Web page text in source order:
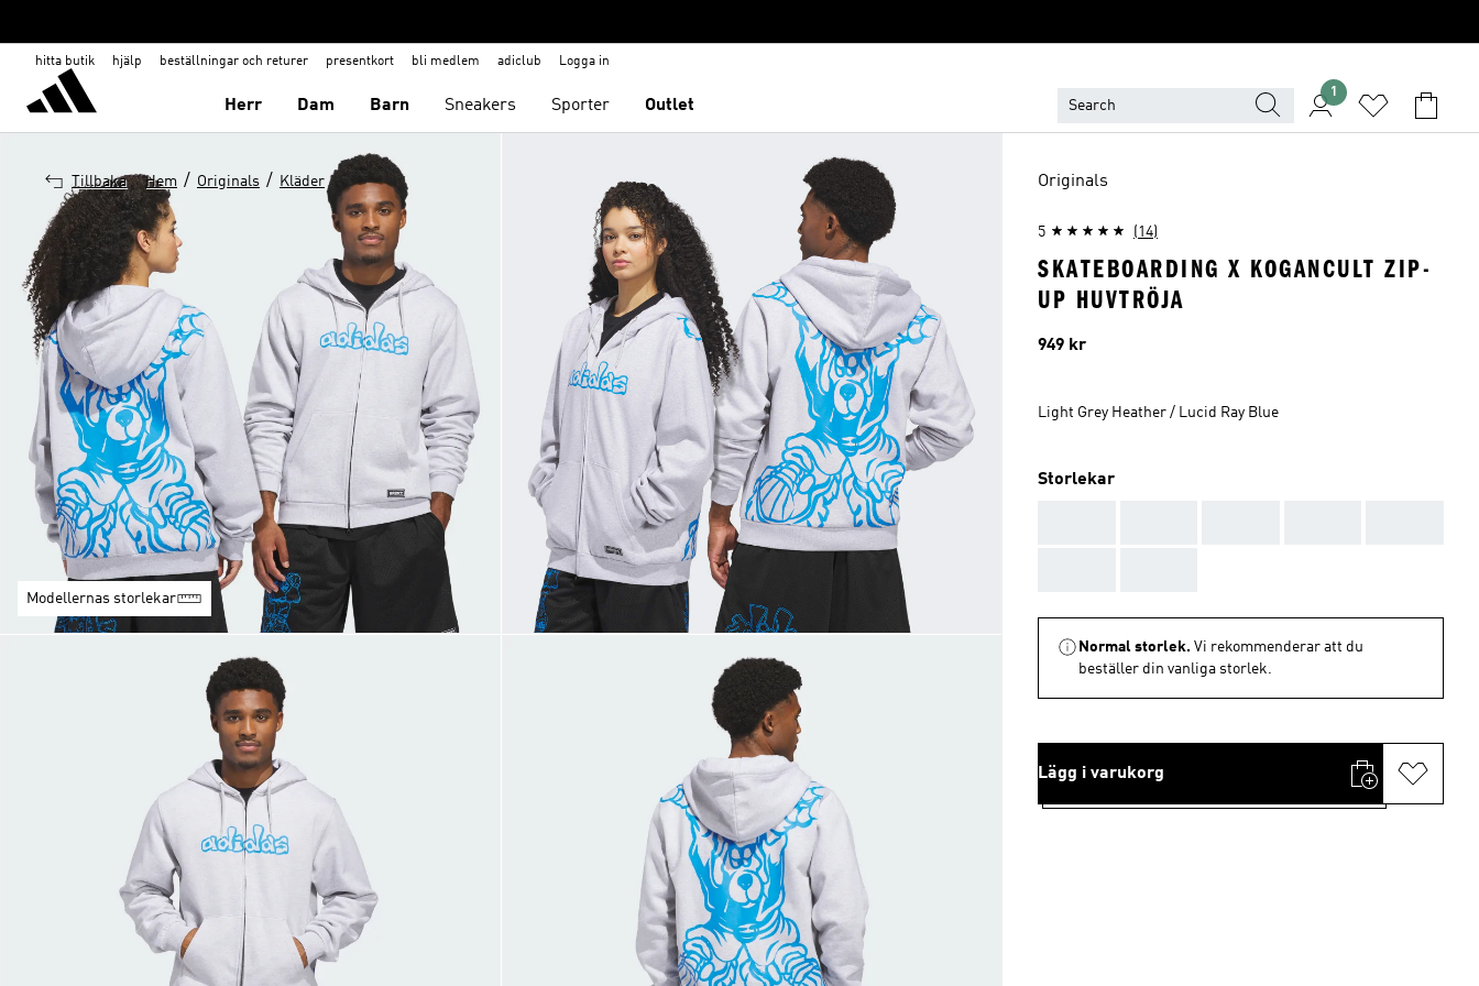
hitta butik hjälp beställningar och returer presentkort bli medlem adiclub Logga in
Herr Dam Barn Sneakers Sporter Outlet
1
Tillbaka Hem / Originals / Kläder
Modellernas storlekar
Originals
5 (14)
SKATEBOARDING X KOGANCULT ZIP-
UP HUVTRÖJA
Pris
949 kr
Light Grey Heather / Lucid Ray Blue
Storlekar
Normal storlek. Vi rekommenderar att du
beställer din vanliga storlek.
Lägg i varukorg